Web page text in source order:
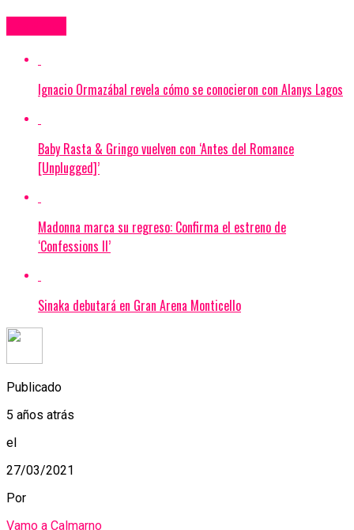
Ignacio Ormazábal revela cómo se conocieron con Alanys Lagos
Baby Rasta & Gringo vuelven con ‘Antes del Romance
[Unplugged]’
Madonna marca su regreso: Confirma el estreno de
‘Confessions II’
Sinaka debutará en Gran Arena Monticello
Publicado
5 años atrás
el
27/03/2021
Por
Vamo a Calmarno